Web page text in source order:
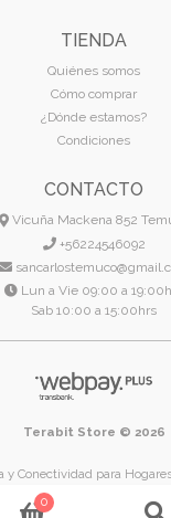
TIENDA
Quiénes somos
Cómo comprar
¿Dónde estamos?
Condiciones
CONTACTO
Vicuña Mackena 852
+56224546092
Lun a Vie 09:00 a
Sab 10:00 a 15:00hrs
Terabit Store © 2026
y Conectividad para
- Región de La Araucanía
0